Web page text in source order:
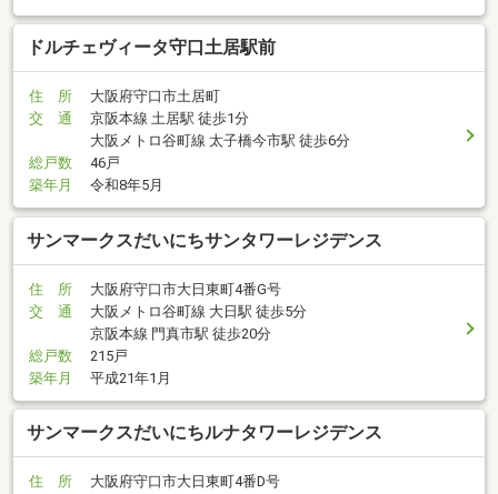
ドルチェヴィータ守口土居駅前
住 所
大阪府守口市土居町
交 通
京阪本線 土居駅 徒歩1分
大阪メトロ谷町線 太子橋今市駅 徒歩6分
総戸数
46戸
築年月
令和8年5月
サンマークスだいにちサンタワーレジデンス
住 所
大阪府守口市大日東町4番G号
交 通
大阪メトロ谷町線 大日駅 徒歩5分
京阪本線 門真市駅 徒歩20分
総戸数
215戸
築年月
平成21年1月
サンマークスだいにちルナタワーレジデンス
住 所
大阪府守口市大日東町4番D号